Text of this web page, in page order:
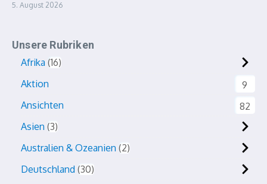
5. August 2026
Unsere Rubriken
Afrika 16
Aktion
9
Ansichten
82
Asien 3
Australien & Ozeanien 2
Deutschland 30